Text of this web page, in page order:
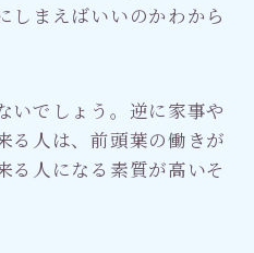
しまえばいいのかわから
いでしょう。逆に家事や
る人は、前頭葉の働きが
る人になる素質が高いそ